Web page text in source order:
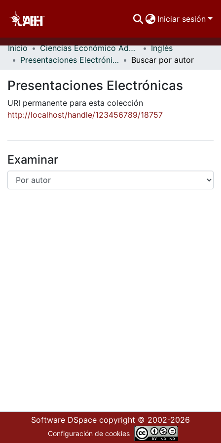
Iniciar sesión
Comunidades
Inicio Ciencias Económico Administrativas
Inglés
Presentaciones Electrónicas
Buscar por autor
Presentaciones Electrónicas
URI permanente para esta colección
http://localhost/handle/123456789/18757
Examinar
Software DSpace copyright © 2002-2026
Configuración de cookies